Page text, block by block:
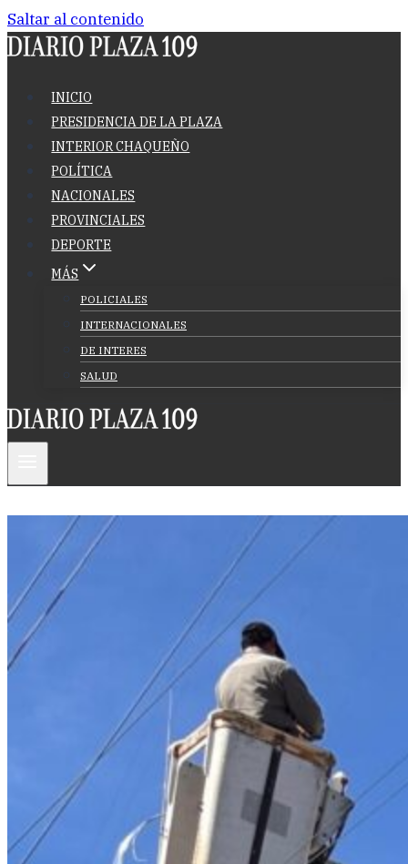
Saltar al contenido
INICIO
PRESIDENCIA DE LA PLAZA
INTERIOR CHAQUEÑO
POLÍTICA
NACIONALES
PROVINCIALES
DEPORTE
MÁS
POLICIALES
INTERNACIONALES
DE INTERES
SALUD